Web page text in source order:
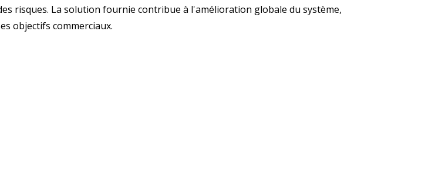
risques. La solution fournie contribue à l'amélioration globale du système,
objectifs commerciaux.